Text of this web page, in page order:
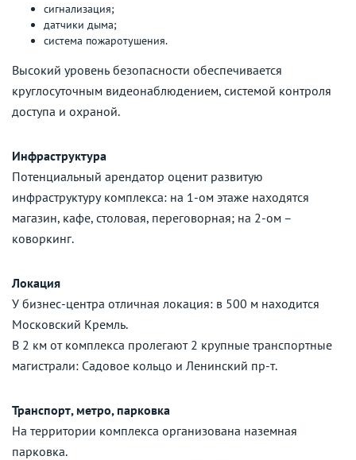
сигнализация;
датчики дыма;
система пожаротушения.
Высокий уровень безопасности обеспечивается
круглосуточным видеонаблюдением, системой контроля
доступа и охраной.
Инфраструктура
Потенциальный арендатор оценит развитую
инфраструктуру комплекса: на 1-ом этаже находятся
магазин, кафе, столовая, переговорная; на 2-ом –
коворкинг.
Локация
У бизнес-центра отличная локация: в 500 м находится
Московский Кремль.
В 2 км от комплекса пролегают 2 крупные транспортные
магистрали: Садовое кольцо и Ленинский пр-т.
Транспорт, метро, парковка
На территории комплекса организована наземная
парковка.